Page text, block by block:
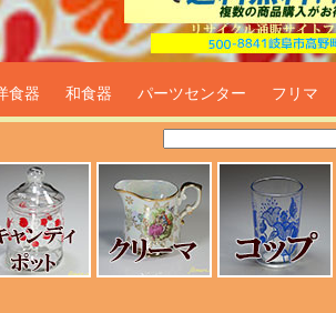
リマート
食器 和食器 パーツセンター フリマ